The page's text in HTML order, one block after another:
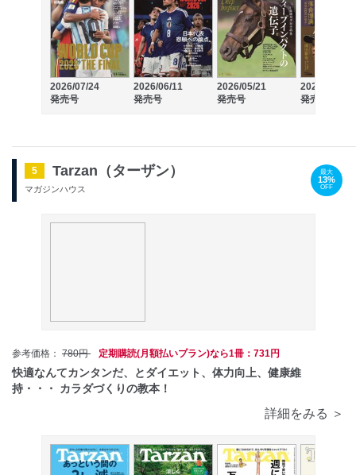
2026/07/24
発売号
2026/06/11
発売号
2026/05/21
発売号
2026/04/23
発売号
5 Tarzan（ターザン）
マガジンハウス
最大
13%
OFF
参考価格： 780円 定期購読(月額払いプラン)なら1冊：731円
快適なんてカンタンだ、とダイエット、体力向上、健康維
持・・・ カラダづくりの教本！
詳細をみる ＞